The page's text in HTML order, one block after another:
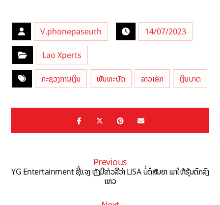
V.phonepaseuth 14/07/2023
Lao Xperts
ກະຊວງການເງິນ ພັນທະບັດ ລາວເອັກ ເງິນບາດ
Previous
YG Entertainment ຊີ້ແຈງ ຫຼັງມີຂ່າວລືວ່າ LISA ບໍ່ຕໍ່ສັນຍາ ພາໃຫ້ຮຸ້ນຕົກລົງ
ເຫວ